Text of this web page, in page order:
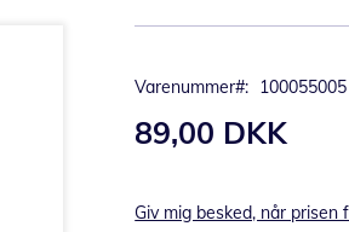
Varenummer 100055005
89,00 DKK
Giv mig besked, når prisen